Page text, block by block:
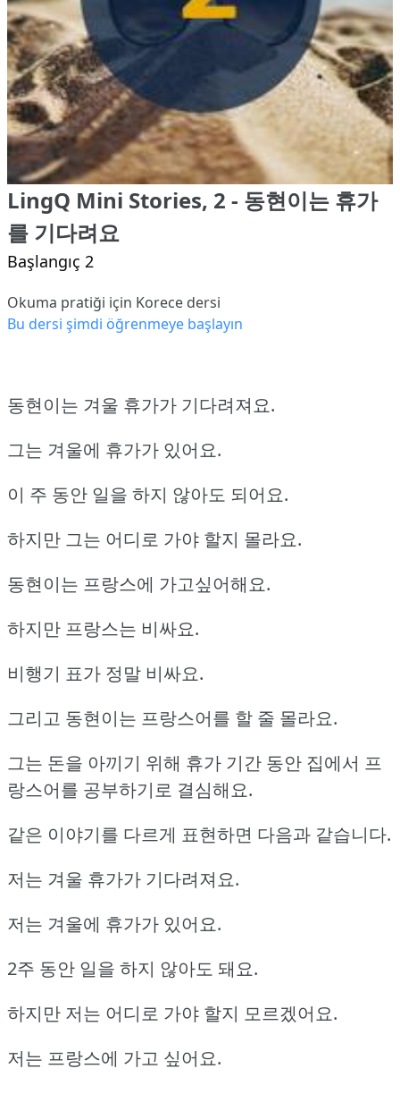
LingQ Mini Stories, 2 - 동현이는 휴가
를 기다려요
Başlangıç 2
Okuma pratiği için Korece dersi
Bu dersi şimdi öğrenmeye başlayın
동현이는 겨울 휴가가 기다려져요.
그는 겨울에 휴가가 있어요.
이 주 동안 일을 하지 않아도 되어요.
하지만 그는 어디로 가야 할지 몰라요.
동현이는 프랑스에 가고싶어해요.
하지만 프랑스는 비싸요.
비행기 표가 정말 비싸요.
그리고 동현이는 프랑스어를 할 줄 몰라요.
그는 돈을 아끼기 위해 휴가 기간 동안 집에서 프
랑스어를 공부하기로 결심해요.
같은 이야기를 다르게 표현하면 다음과 같습니다.
저는 겨울 휴가가 기다려져요.
저는 겨울에 휴가가 있어요.
2주 동안 일을 하지 않아도 돼요.
하지만 저는 어디로 가야 할지 모르겠어요.
저는 프랑스에 가고 싶어요.